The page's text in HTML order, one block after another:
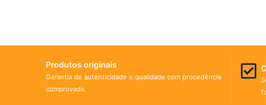
Produtos originais
Garantia de autenticidade e qualidade com procedência
comprovada.